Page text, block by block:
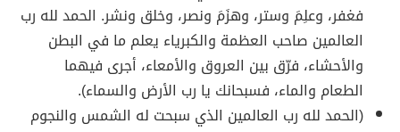
فغفر، وعلِمَ وستر، وهزَمَ ونصر، وخلق ونشر. الحمد لله رب
العالمين صاحب العظمة والكبرياء يعلم ما في البطن
والأحشاء، فرّق بين العروق والأمعاء، أجرى فيهما
الطعام والماء، فسبحانك يا رب الأرض والسماء).
(الحمد لله رب العالمين الذي سبحت له الشمس والنجوم